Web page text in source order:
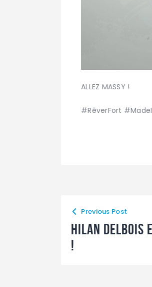
ALLEZ MASSY !
#RêverFort
Previous Post
Hilan Delbois
!